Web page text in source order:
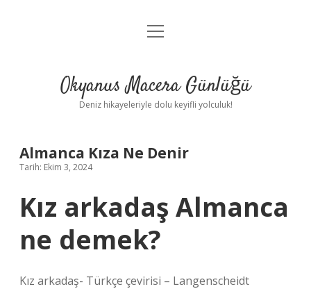
Anasayfa
Yasal Uyarı
menüyü
Okyanus Macera Günlüğü
Deniz hikayeleriyle dolu keyifli yolculuk!
Almanca Kıza Ne Denir
Tarih: Ekim 3, 2024
Kız arkadaş Almanca
ne demek?
Kız arkadaş- Türkçe çevirisi – Langenscheidt